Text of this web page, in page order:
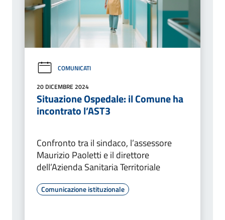
COMUNICATI
20 DICEMBRE 2024
Situazione Ospedale: il Comune ha
incontrato l’AST3
Confronto tra il sindaco, l’assessore
Maurizio Paoletti e il direttore
dell’Azienda Sanitaria Territoriale
Comunicazione istituzionale